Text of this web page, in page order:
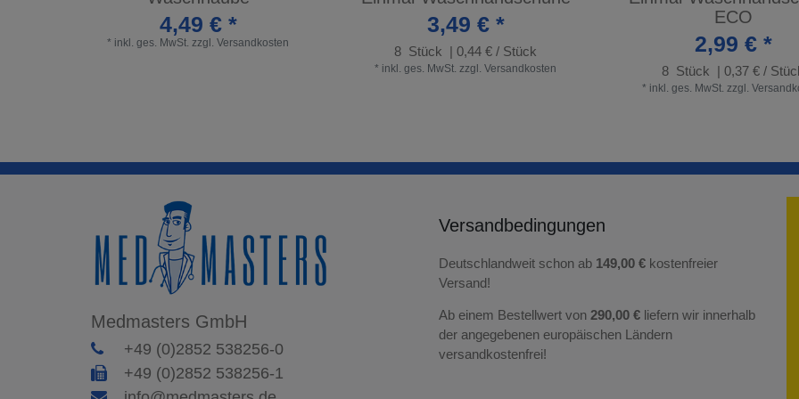
4,49 € *
* inkl. ges. MwSt. zzgl. Versandkosten
3,49 € *
8 Stück | 0,44 € / Stück
* inkl. ges. MwSt. zzgl. Versandkosten
ECO
2,99 € *
8 Stück | 0,37 € /
* inkl. ges. MwSt. zzgl.
Medmasters GmbH
+49 (0)2852 538256-0
+49 (0)2852 538256-1
Versandbedingungen
Deutschlandweit schon ab 149,00 € kostenfreier
Versand!
Ab einem Bestellwert von 290,00 € liefern wir innerhalb
der angegebenen europäischen Ländern
versandkostenfrei!